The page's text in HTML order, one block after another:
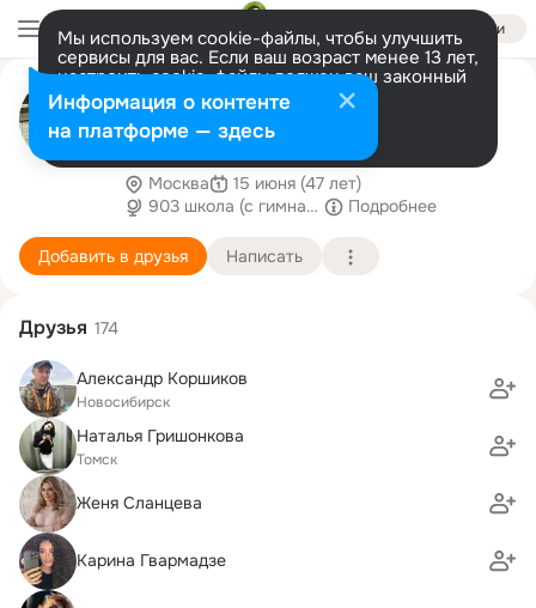
Войти
Мы используем cookie-файлы, чтобы улучшить
сервисы для вас. Если ваш возраст менее 13 лет,
настроить cookie-файлы должен ваш законный
представитель. Больше информации
Разрешить все Настроить
Александр Кузнецов
Мы производим встроенную и корпусную
мебель по индивидуальному проекту! Ваши
пожелания - наша реализация!
Москва
15 июня (47 лет)
903 школа (с гимназическими классами)
Подробнее
Добавить в друзья Написать
Друзья 174
Александр Коршиков
Новосибирск
Наталья Гришонкова
Томск
Женя Сланцева
Карина Гвармадзе
Информация о контенте
на платформе — здесь